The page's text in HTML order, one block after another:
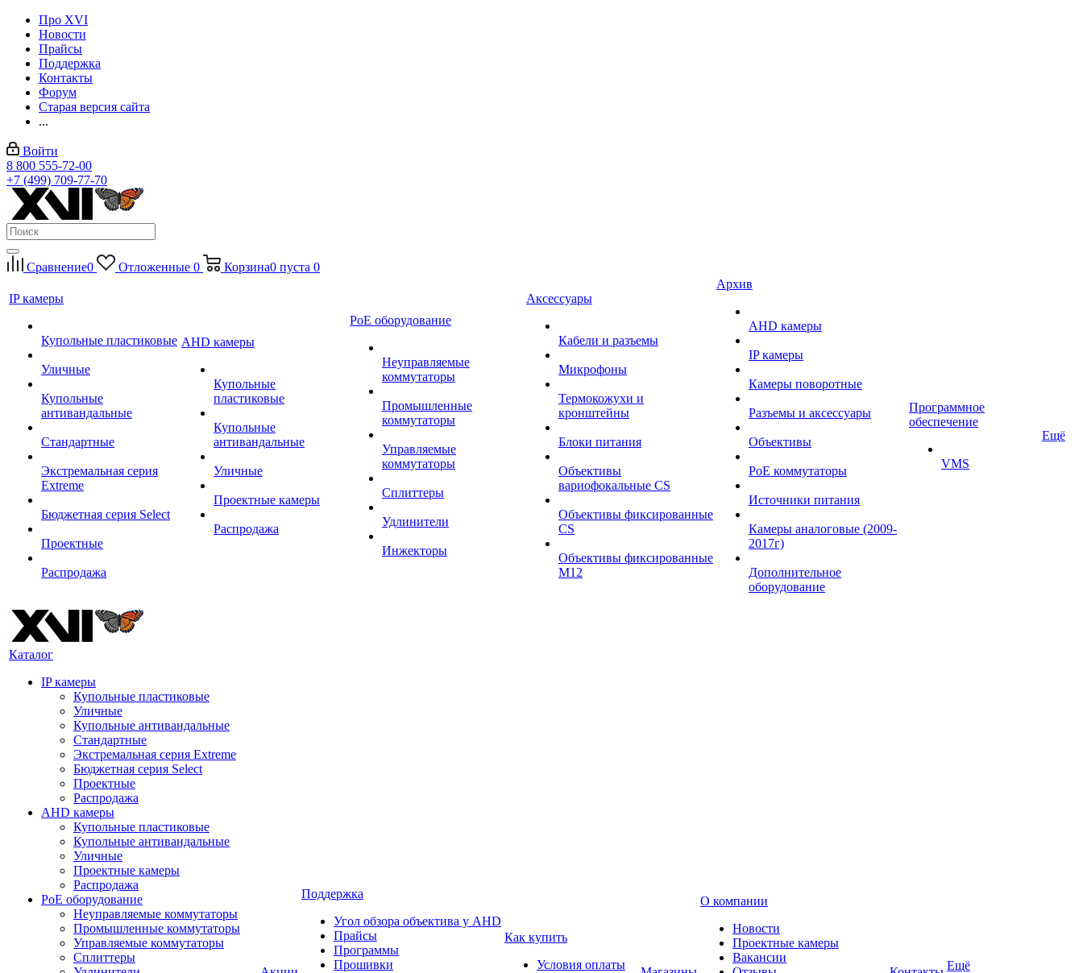
Про XVI
Новости
Прайсы
Поддержка
Контакты
Форум
Старая версия сайта
...
Войти
8 800 555-72-00
+7 (499) 709-77-70
Сравнение0 Отложенные 0 Корзина0 пуста 0
IP камеры
Купольные пластиковые
Уличные
Купольные
антивандальные
Стандартные
Экстремальная серия
Extreme
Бюджетная серия Select
Проектные
Распродажа
AHD камеры
Купольные
пластиковые
Купольные
антивандальные
Уличные
Проектные камеры
Распродажа
PoE оборудование
Неуправляемые
коммутаторы
Промышленные
коммутаторы
Управляемые
коммутаторы
Сплиттеры
Удлинители
Инжекторы
Аксессуары
Кабели и разъемы
Микрофоны
Термокожухи и
кронштейны
Блоки питания
Объективы
вариофокальные CS
Объективы фиксированные
CS
Объективы фиксированные
М12
Архив
AHD камеры
IP камеры
Камеры поворотные
Разъемы и аксессуары
Объективы
PoE коммутаторы
Источники питания
Камеры аналоговые (2009-
2017г)
Дополнительное
оборудование
Программное
обеспечение
VMS
Ещё
Каталог
IP камеры
Купольные пластиковые
Уличные
Купольные антивандальные
Стандартные
Экстремальная серия Extreme
Бюджетная серия Select
Проектные
Распродажа
AHD камеры
Купольные пластиковые
Купольные антивандальные
Уличные
Проектные камеры
Распродажа
PoE оборудование
Неуправляемые коммутаторы
Промышленные коммутаторы
Управляемые коммутаторы
Сплиттеры
Поддержка
Угол обзора объектива у AHD
Прайсы
Программы
Прошивки
Как купить
Условия оплаты
О компании
Новости
Проектные камеры
Вакансии
Ещё